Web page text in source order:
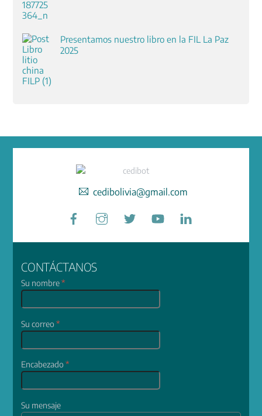
Presentamos nuestro libro en la FIL La Paz
2025
cedibolivia@gmail.com
Facebook YouTube
CONTÁCTANOS
Su nombre*
Su correo*
Encabezado*
Su mensaje